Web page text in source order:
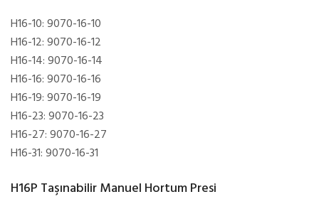
H16-10: 9070-16-10
H16-12: 9070-16-12
H16-14: 9070-16-14
H16-16: 9070-16-16
H16-19: 9070-16-19
H16-23: 9070-16-23
H16-27: 9070-16-27
H16-31: 9070-16-31
H16P Taşınabilir Manuel Hortum Presi